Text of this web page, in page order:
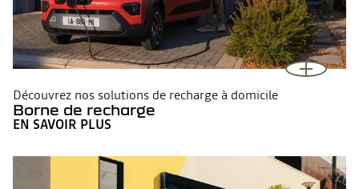
Découvrez nos solutions de recharge à domicile
Borne de recharge
EN SAVOIR PLUS